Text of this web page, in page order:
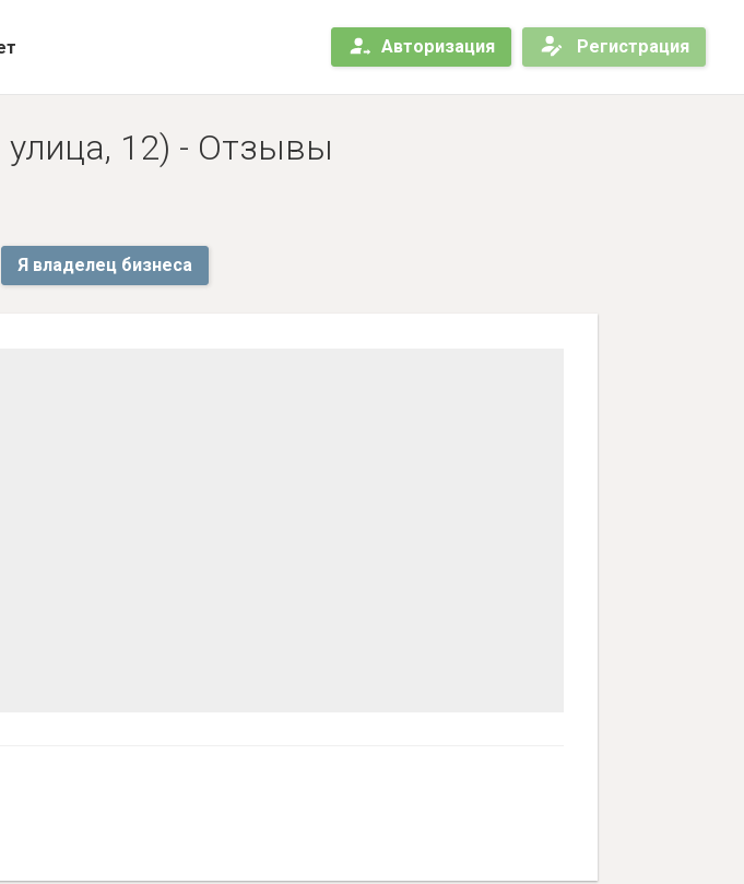
Авторизация Регистрация
улица, 12) - Отзывы
Я владелец бизнеса